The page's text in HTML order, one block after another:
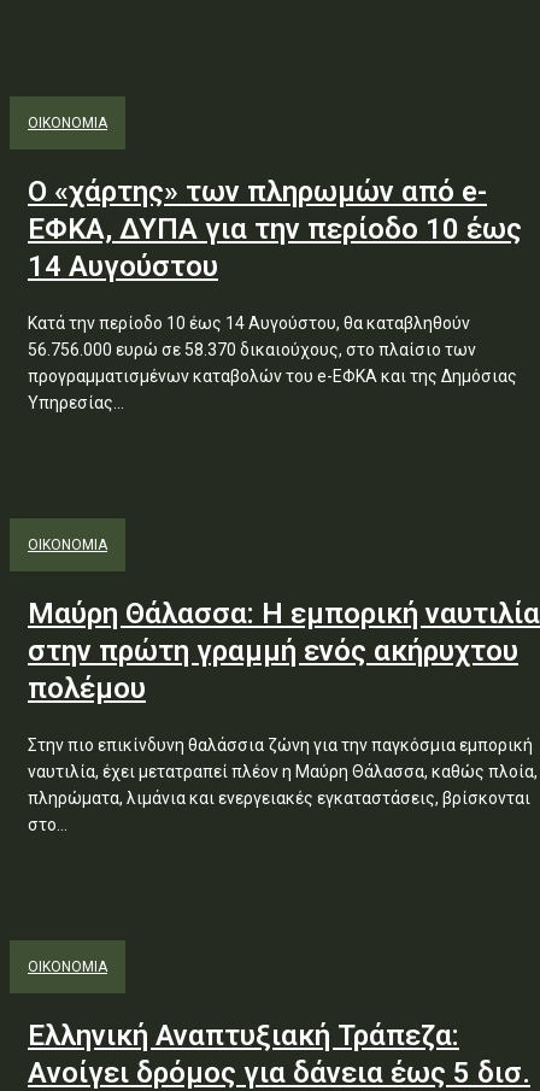
ΟΙΚΟΝΟΜΙΑ
Ο «χάρτης» των πληρωμών από e-
ΕΦΚΑ, ΔΥΠΑ για την περίοδο 10 έως
14 Αυγούστου
Κατά την περίοδο 10 έως 14 Αυγούστου, θα καταβληθούν
56.756.000 ευρώ σε 58.370 δικαιούχους, στο πλαίσιο των
προγραμματισμένων καταβολών του e-ΕΦΚΑ και της Δημόσιας
Υπηρεσίας...
ΟΙΚΟΝΟΜΙΑ
Μαύρη Θάλασσα: Η εμπορική ναυτιλία
στην πρώτη γραμμή ενός ακήρυχτου
πολέμου
Στην πιο επικίνδυνη θαλάσσια ζώνη για την παγκόσμια εμπορική
ναυτιλία, έχει μετατραπεί πλέον η Μαύρη Θάλασσα, καθώς πλοία,
πληρώματα, λιμάνια και ενεργειακές εγκαταστάσεις, βρίσκονται
στο...
ΟΙΚΟΝΟΜΙΑ
Ελληνική Αναπτυξιακή Τράπεζα:
Aνοίγει δρόμος για δάνεια έως 5 δισ.